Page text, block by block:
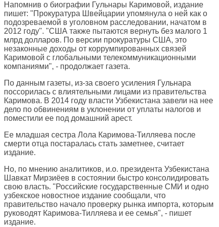
Напомнив о биографии Гульнары Каримовой, издание
пишет: "Прокуратура Швейцарии упомянула о ней как о
подозреваемой в уголовном расследовании, начатом в
2012 году". "США также пытаются вернуть без малого 1
млрд долларов. По версии прокуратуры США, это
незаконные доходы от коррумпированных связей
Каримовой с глобальными телекоммуникационными
компаниями", - продолжает газета.
По данным газеты, из-за своего усиления Гульнара
поссорилась с влиятельными лицами из правительства
Каримова. В 2014 году власти Узбекистана завели на нее
дело по обвинениям в уклонении от уплаты налогов и
поместили ее под домашний арест.
Ее младшая сестра Лола Каримова-Тилляева после
смерти отца постаралась стать заметнее, считает
издание.
Но, по мнению аналитиков, и.о. президента Узбекистана
Шавкат Мирзиёев в состоянии быстро консолидировать
свою власть. "Российские государственные СМИ и одно
узбекское новостное издание сообщали, что
правительство начало проверку рынка импорта, которым
руководят Каримова-Тилляева и ее семья", - пишет
издание.